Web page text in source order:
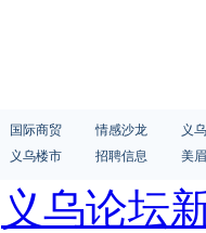
国际商贸 情感沙龙
义
义乌楼市 招聘信息 美
义乌论坛